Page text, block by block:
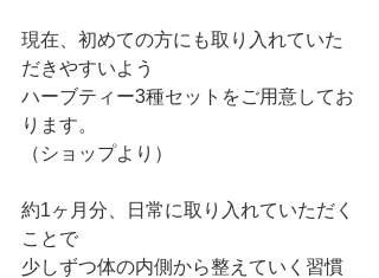
現在、初めての方にも取り入れていた
だきやすいよう
ハーブティー3種セットをご用意してお
ります。
（ショップより）
約1ヶ月分、日常に取り入れていただく
ことで
少しずつ体の内側から整えていく習慣